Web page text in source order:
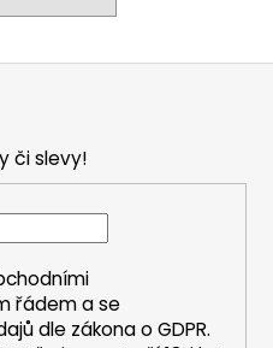
či slevy!
řádem a se
dle zákona oGDPR.